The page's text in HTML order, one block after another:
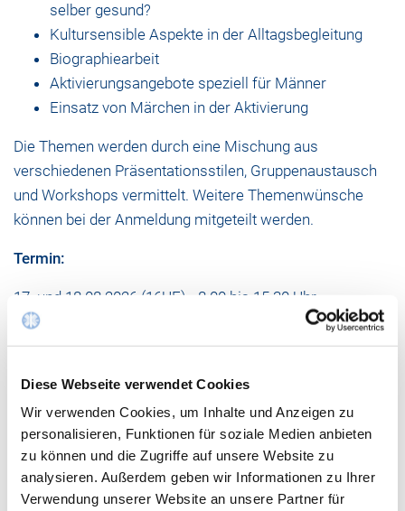
Diese Webseite verwendet Cookies
Wir verwenden Cookies, um Inhalte und Anzeigen zu
personalisieren, Funktionen für soziale Medien anbieten
zu können und die Zugriffe auf unsere Website zu
analysieren. Außerdem geben wir Informationen zu Ihrer
Verwendung unserer Website an unsere Partner für
selber gesund?
Kultursensible Aspekte in der Alltagsbegleitung
Biographiearbeit
Aktivierungsangebote speziell für Männer
Einsatz von Märchen in der Aktivierung
Die Themen werden durch eine Mischung aus
verschiedenen Präsentationsstilen, Gruppenaustausch
und Workshops vermittelt. Weitere Themenwünsche
können bei der Anmeldung mitgeteilt werden.
Termin:
17. und 18.08.2026 (16UE) - 8.00 bis 15.30 Uhr
Die Kosten betragen 75€ pro Person, pro
Die zweitägige Veranstaltung kann auch tageweise
gebucht werden. Es wird jedoch dringend empfohlen, an
beiden Tagen teilzunehmen, da die Inhalte aufeinander
aufbauen.